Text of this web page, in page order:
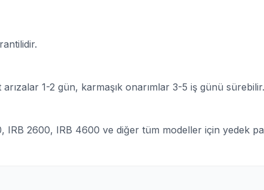
1-2 gün, karmaşık onarımlar 3-5 iş günü sürebilir.
IRB 2600, IRB 4600 ve diğer tüm modeller için yedek